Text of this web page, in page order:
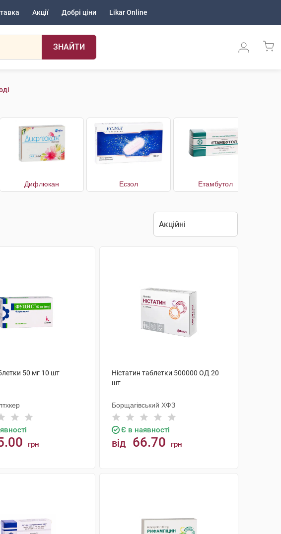
Акції Добрі ціни Likar Online
ЗНАЙТИ
Дифлюкан Есзол Етамбутол
50 мг 10 шт
грн
Ністатин таблетки 500000 ОД 20
шт
Борщагівський ХФЗ
Є в наявності
від 66.70 грн